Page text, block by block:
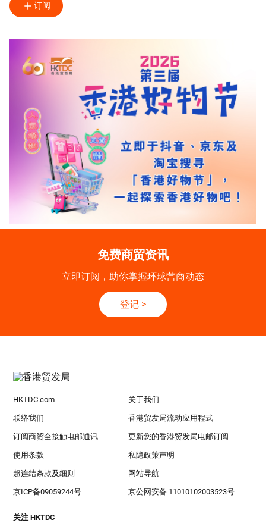
订阅
免费商贸资讯
立即订阅，助你掌握环球营商动态
登记 >
HKTDC.com 关于我们
联络我们 香港贸发局流动应用程式
订阅商贸全接触电邮通讯 更新您的香港贸发局电邮订阅
使用条款 私隐政策声明
超连结条款及细则 网站导航
京ICP备09059244号 京公网安备 11010102003523号
关注 HKTDC